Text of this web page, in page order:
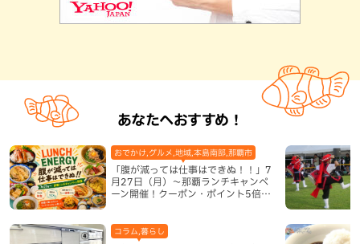
あなたへおすすめ！
「腹が減っては仕事はできぬ！！」7
月27日（月）〜那覇ランチキャンペ
ーン開催！クーポン・ポイント5倍・
おでかけ,グルメ,地域,本島南部,那覇市
コラム,暮らし